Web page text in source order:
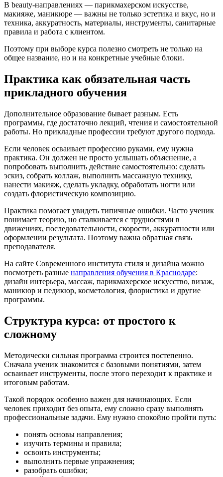
В beauty-направлениях — парикмахерском искусстве,
макияже, маникюре — важны не только эстетика и вкус, но и
техника, аккуратность, материалы, инструменты, санитарные
правила и работа с клиентом.
Поэтому при выборе курса полезно смотреть не только на
общее название, но и на конкретные учебные блоки.
Практика как обязательная часть
прикладного обучения
Дополнительное образование бывает разным. Есть
программы, где достаточно лекций, чтения и самостоятельной
работы. Но прикладные профессии требуют другого подхода.
Если человек осваивает профессию руками, ему нужна
практика. Он должен не просто услышать объяснение, а
попробовать выполнить действие самостоятельно: сделать
эскиз, собрать коллаж, выполнить массажную технику,
нанести макияж, сделать укладку, обработать ногти или
создать флористическую композицию.
Практика помогает увидеть типичные ошибки. Часто ученик
понимает теорию, но сталкивается с трудностями в
движениях, последовательности, скорости, аккуратности или
оформлении результата. Поэтому важна обратная связь
преподавателя.
На сайте Современного института стиля и дизайна можно
посмотреть разные направления обучения в Краснодаре:
дизайн интерьера, массаж, парикмахерское искусство, визаж,
маникюр и педикюр, косметология, флористика и другие
программы.
Структура курса: от простого к
сложному
Методически сильная программа строится постепенно.
Сначала ученик знакомится с базовыми понятиями, затем
осваивает инструменты, после этого переходит к практике и
итоговым работам.
Такой порядок особенно важен для начинающих. Если
человек приходит без опыта, ему сложно сразу выполнять
профессиональные задачи. Ему нужно спокойно пройти путь:
понять основы направления;
изучить термины и правила;
освоить инструменты;
выполнить первые упражнения;
разобрать ошибки;